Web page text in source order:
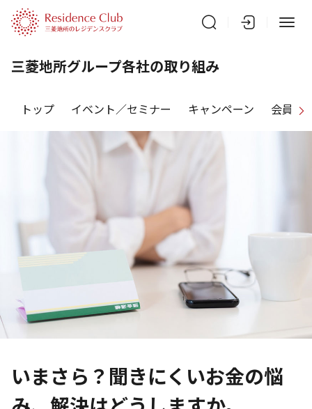
三菱地所グループ各社の取り組み
トップ イベント／セミナー キャンペーン 会員特
いまさら？聞きにくいお金の悩